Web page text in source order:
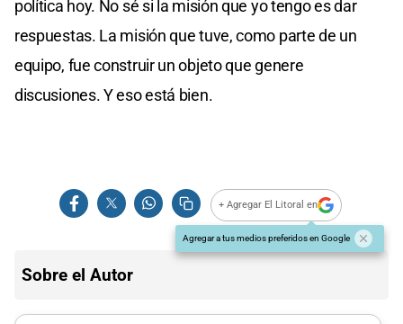
política hoy. No sé si la misión que yo tengo es dar
respuestas. La misión que tuve, como parte de un
equipo, fue construir un objeto que genere
discusiones. Y eso está bien.
+ Agregar El Litoral en
Agregar a tus medios preferidos en Google
Sobre el Autor